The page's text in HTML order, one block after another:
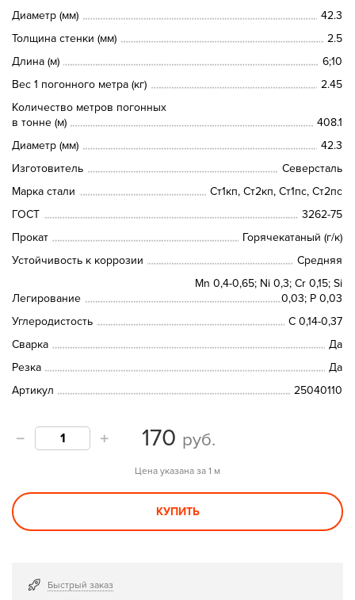
Диаметр (мм)
42.3
Толщина стенки (мм)
2.5
Длина (м)
6;10
Вес 1 погонного метра (кг)
2.45
Количество метров погонных
в тонне (м)
408.1
Диаметр (мм)
42.3
Изготовитель
Северсталь
Марка стали
Ст1кп, Ст2кп, Ст1пс, Ст2пс
ГОСТ
3262-75
Прокат
Горячекатаный (г/к)
Устойчивость к коррозии
Средняя
Легирование
Mn 0,4-0,65; Ni 0,3; Cr 0,15; Si
0,03; P 0,03
Углеродистость
С 0,14-0,37
Сварка
Да
Резка
Да
Артикул
25040110
170 руб.
Цена указана за 1 м
КУПИТЬ
Быстрый заказ